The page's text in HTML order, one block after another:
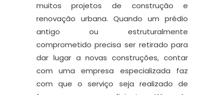
muitos projetos de construção e
renovação urbana. Quando um prédio
antigo ou estruturalmente
comprometido precisa ser retirado para
dar lugar a novas construções, contar
com uma empresa especializada faz
com que o serviço seja realizado de